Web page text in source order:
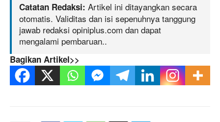
Catatan Redaksi: Artikel ini ditayangkan secara
otomatis. Validitas dan isi sepenuhnya tanggung
jawab redaksi opiniplus.com dan dapat
mengalami pembaruan..
Bagikan Artikel>>